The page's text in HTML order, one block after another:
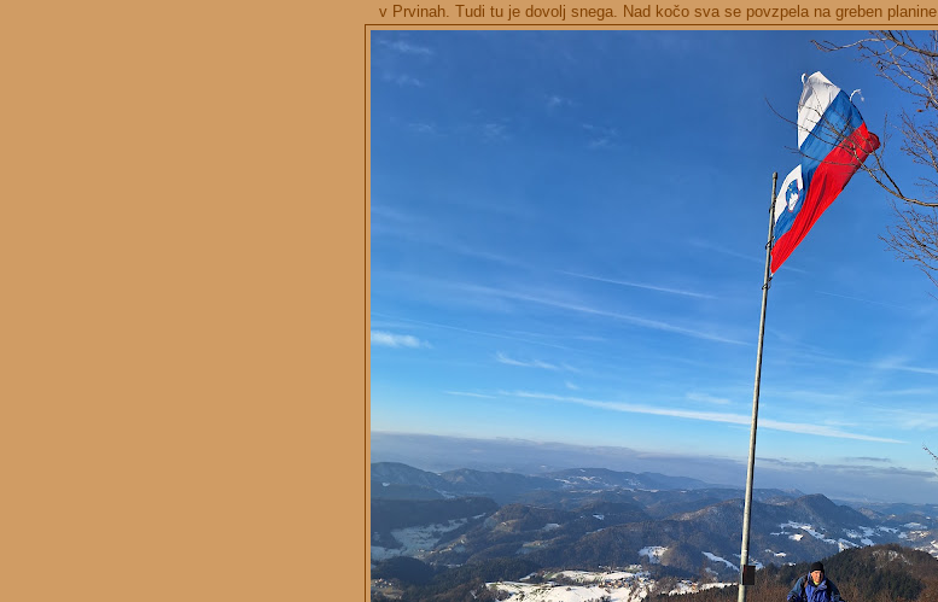
v Prvinah. Tudi tu je dovolj snega. Nad kočo sva se povzpela na greben planine.